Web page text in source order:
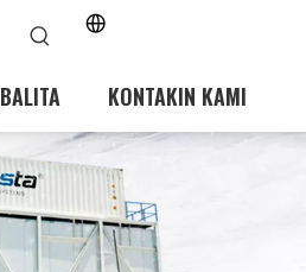
BALITA KONTAKIN KAMI